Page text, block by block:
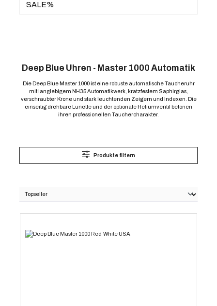
SALE%
Deep Blue Uhren - Master 1000 Automatik
Die Deep Blue Master 1000 ist eine robuste automatische Taucheruhr
mit langlebigem NH35 Automatikwerk, kratzfestem Saphirglas,
verschraubter Krone und stark leuchtenden Zeigern und Indexen. Die
einseitig drehbare Lünette und der optionale Heliumventil betonen
ihren professionellen Tauchercharakter.
Produkte filtern